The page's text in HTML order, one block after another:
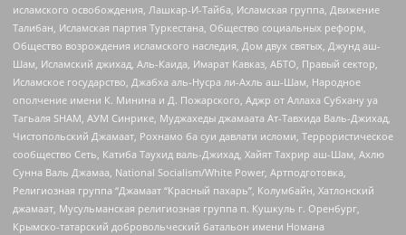
исламского освобождения, Лашкар-И-Тайба, Исламская группа, Движение
Талибан, Исламская партия Туркестана, Общество социальных реформ,
Общество возрождения исламского наследия, Дом двух святых, Джунд аш-
Шам, Исламский джихад, Аль-Каида, Имарат Кавказ, АБТО, Правый сектор,
Исламское государство, Джабха аль-Нусра ли-Ахль аш-Шам, Народное
ополчение имени К. Минина и Д. Пожарского, Аджр от Аллаха Субхану уа
Тагьаля SHAM, АУМ Синрике, Муджахеды джамаата Ат-Тавхида Валь-Джихад,
Чистопольский Джамаат, Рохнамо ба суи давлати исломи, Террористическое
сообщество Сеть, Катиба Таухид валь-Джихад, Хайят Тахрир аш-Шам, Ахлю
Сунна Валь Джамаа, National Socialism/White Power, Артподготовка,
Религиозная группа “Джамаат “Красный пахарь”, Колумбайн, Хатлонский
джамаат, Мусульманская религиозная группа п. Кушкуль г. Оренбург,
Крымско-татарский добровольческий батальон имени Номана